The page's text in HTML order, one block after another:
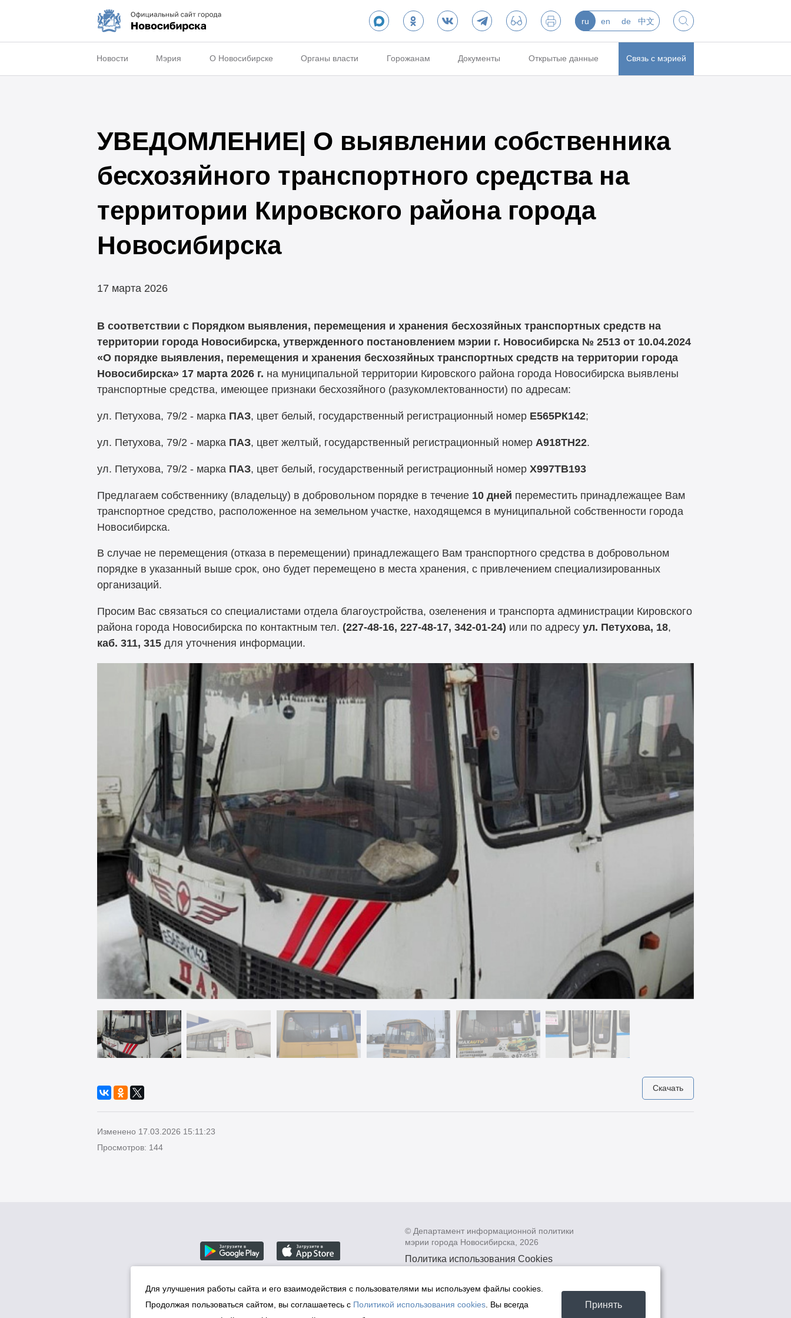
ru en de 中文
Новости Мэрия О Новосибирске Органы власти Горожанам Документы Открытые данные Связь с мэрией
УВЕДОМЛЕНИЕ| О выявлении собственника
бесхозяйного транспортного средства на
территории Кировского района города
Новосибирска
17 марта 2026
В соответствии с Порядком выявления, перемещения и хранения бесхозяйных транспортных средств на
территории города Новосибирска, утвержденного постановлением мэрии г. Новосибирска № 2513 от 10.04.2024
«О порядке выявления, перемещения и хранения бесхозяйных транспортных средств на территории города
Новосибирска» 17 марта 2026 г. на муниципальной территории Кировского района города Новосибирска выявлены
транспортные средства, имеющее признаки бесхозяйного (разукомлектованности) по адресам:
ул. Петухова, 79/2 - марка ПАЗ, цвет белый, государственный регистрационный номер Е565РК142;
ул. Петухова, 79/2 - марка ПАЗ, цвет желтый, государственный регистрационный номер А918ТН22.
ул. Петухова, 79/2 - марка ПАЗ, цвет белый, государственный регистрационный номер Х997ТВ193
Предлагаем собственнику (владельцу) в добровольном порядке в течение 10 дней переместить принадлежащее Вам
транспортное средство, расположенное на земельном участке, находящемся в муниципальной собственности города
Новосибирска.
В случае не перемещения (отказа в перемещении) принадлежащего Вам транспортного средства в добровольном
порядке в указанный выше срок, оно будет перемещено в места хранения, с привлечением специализированных
организаций.
Просим Вас связаться со специалистами отдела благоустройства, озеленения и транспорта администрации Кировского
района города Новосибирска по контактным тел. (227-48-16, 227-48-17, 342-01-24) или по адресу ул. Петухова, 18,
каб. 311, 315для уточнения информации.
Скачать
Изменено 17.03.2026 15:11:23
Просмотров: 144
© Департамент информационной политики
мэрии города Новосибирска, 2026
Политика использования Cookies
данных в информационных системах
мэрии города Новосибирска
Техническая поддержка сайта -
Для улучшения работы сайта и его взаимодействия с пользователями мы используем файлы cookies.
Продолжая пользоваться сайтом, вы соглашаетесь с Политикой использования cookies . Вы всегда
Принять